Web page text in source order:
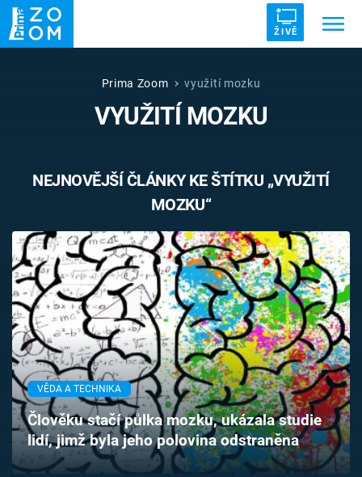
ŽIVĚ
ZRÁDCI UFO DRUHÁ SVĚTOVÁ VÁLKA
VETŘELCI DÁVNOVĚKU
Témata
Pořady
TV Program
Časopis
Sledujte prima+
Přihlášení
Prima Zoom využití mozku
VYUŽITÍ MOZKU
NEJNOVĚJŠÍ ČLÁNKY KE ŠTÍTKU „VYUŽITÍ
MOZKU“
VĚDA A TECHNIKA
Člověku stačí půlka mozku, ukázala studie
lidí, jimž byla jeho polovina odstraněna